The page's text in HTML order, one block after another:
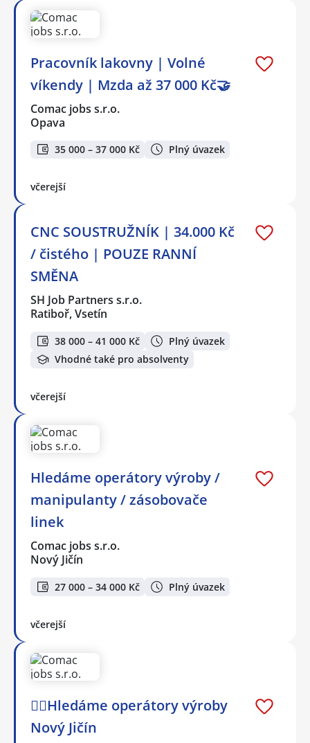
Pracovník lakovny | Volné
víkendy | Mzda až 37 000 Kč🤝
Comac jobs s.r.o.
Opava
35 000 – 37 000 Kč Plný úvazek
včerejší
CNC SOUSTRUŽNÍK | 34.000 Kč
/ čistého | POUZE RANNÍ
SMĚNA
SH Job Partners s.r.o.
Ratiboř, Vsetín
38 000 – 41 000 Kč
Plný úvazek
Vhodné také pro absolventy
včerejší
Hledáme operátory výroby /
manipulanty / zásobovače
linek
Comac jobs s.r.o.
Nový Jičín
27 000 – 34 000 Kč Plný úvazek
včerejší
🕵️‍♂️Hledáme operátory výroby
Nový Jičín